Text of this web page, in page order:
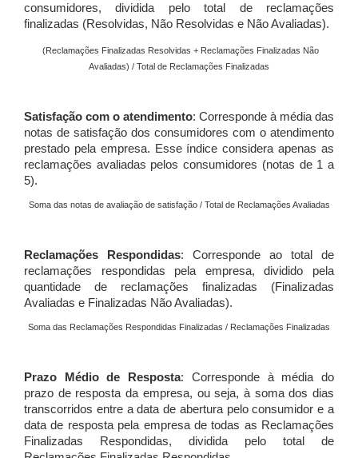
consumidores, dividida pelo total de reclamações
finalizadas (Resolvidas, Não Resolvidas e Não Avaliadas).
(Reclamações Finalizadas Resolvidas + Reclamações Finalizadas Não
Avaliadas) / Total de Reclamações Finalizadas
Satisfação com o atendimento: Corresponde à média das
notas de satisfação dos consumidores com o atendimento
prestado pela empresa. Esse índice considera apenas as
reclamações avaliadas pelos consumidores (notas de 1 a
5).
Soma das notas de avaliação de satisfação / Total de Reclamações Avaliadas
Reclamações Respondidas: Corresponde ao total de
reclamações respondidas pela empresa, dividido pela
quantidade de reclamações finalizadas (Finalizadas
Avaliadas e Finalizadas Não Avaliadas).
Soma das Reclamações Respondidas Finalizadas / Reclamações Finalizadas
Prazo Médio de Resposta: Corresponde à média do
prazo de resposta da empresa, ou seja, à soma dos dias
transcorridos entre a data de abertura pelo consumidor e a
data de resposta pela empresa de todas as Reclamações
Finalizadas Respondidas, dividida pelo total de